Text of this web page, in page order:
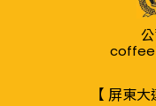
【 屏東大